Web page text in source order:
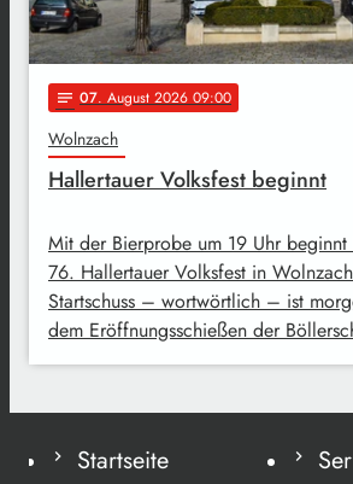
notes 07. August 2026 09:00
Wolnzach
Hallertauer Volksfest beginnt
Mit der Bierprobe um 19 Uhr
76. Hallertauer Volksfest in
Startschuss – wortwörtlich – ist
dem Eröffnungsschießen der
Startseite